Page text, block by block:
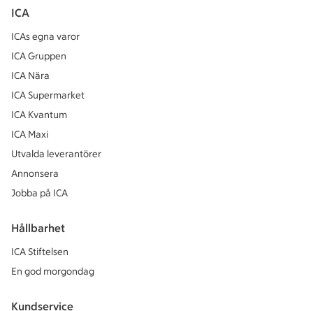
ICA
ICAs egna varor
ICA Gruppen
ICA Nära
ICA Supermarket
ICA Kvantum
ICA Maxi
Utvalda leverantörer
Annonsera
Jobba på ICA
Hållbarhet
ICA Stiftelsen
En god morgondag
Kundservice